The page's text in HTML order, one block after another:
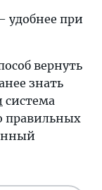
при
вернуть
знать
система
правильных